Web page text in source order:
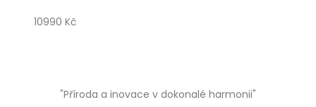
10990 Kč
"Příroda a inovace v dokonalé harmonii"